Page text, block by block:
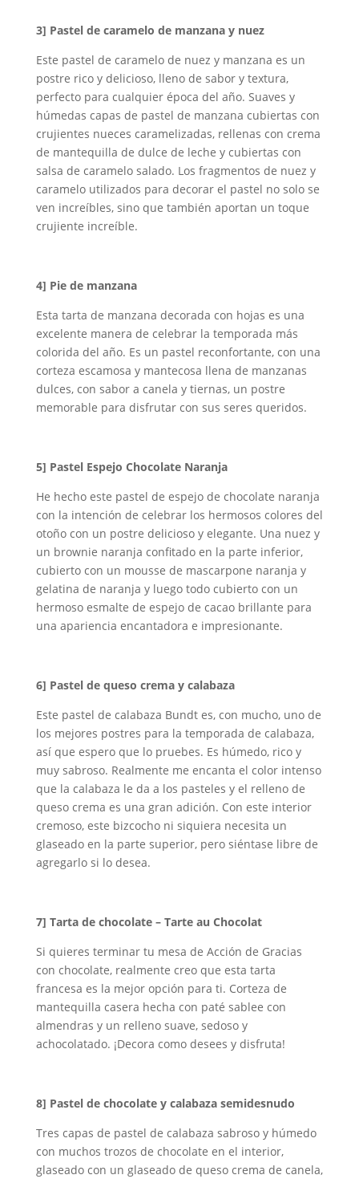
3] Pastel de caramelo de manzana y nuez
Este pastel de caramelo de nuez y manzana es un
postre rico y delicioso, lleno de sabor y textura,
perfecto para cualquier época del año. Suaves y
húmedas capas de pastel de manzana cubiertas con
crujientes nueces caramelizadas, rellenas con crema
de mantequilla de dulce de leche y cubiertas con
salsa de caramelo salado. Los fragmentos de nuez y
caramelo utilizados para decorar el pastel no solo se
ven increíbles, sino que también aportan un toque
crujiente increíble.
4] Pie de manzana
Esta tarta de manzana decorada con hojas es una
excelente manera de celebrar la temporada más
colorida del año. Es un pastel reconfortante, con una
corteza escamosa y mantecosa llena de manzanas
dulces, con sabor a canela y tiernas, un postre
memorable para disfrutar con sus seres queridos.
5] Pastel Espejo Chocolate Naranja
He hecho este pastel de espejo de chocolate naranja
con la intención de celebrar los hermosos colores del
otoño con un postre delicioso y elegante. Una nuez y
un brownie naranja confitado en la parte inferior,
cubierto con un mousse de mascarpone naranja y
gelatina de naranja y luego todo cubierto con un
hermoso esmalte de espejo de cacao brillante para
una apariencia encantadora e impresionante.
6] Pastel de queso crema y calabaza
Este pastel de calabaza Bundt es, con mucho, uno de
los mejores postres para la temporada de calabaza,
así que espero que lo pruebes. Es húmedo, rico y
muy sabroso. Realmente me encanta el color intenso
que la calabaza le da a los pasteles y el relleno de
queso crema es una gran adición. Con este interior
cremoso, este bizcocho ni siquiera necesita un
glaseado en la parte superior, pero siéntase libre de
agregarlo si lo desea.
7] Tarta de chocolate – Tarte au Chocolat
Si quieres terminar tu mesa de Acción de Gracias
con chocolate, realmente creo que esta tarta
francesa es la mejor opción para ti. Corteza de
mantequilla casera hecha con paté sablee con
almendras y un relleno suave, sedoso y
achocolatado. ¡Decora como desees y disfruta!
8] Pastel de chocolate y calabaza semidesnudo
Tres capas de pastel de calabaza sabroso y húmedo
con muchos trozos de chocolate en el interior,
glaseado con un glaseado de queso crema de canela,